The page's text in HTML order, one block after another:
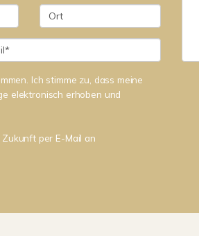
Ich stimme zu, dass meine
elektronisch erhoben und
per E-Mail an